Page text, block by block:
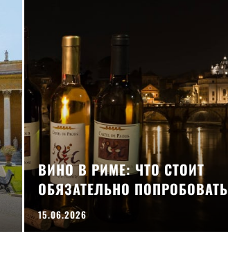
ВИНО В РИМЕ: ЧТО СТОИТ
ОБЯЗАТЕЛЬНО ПОПРОБОВАТЬ
15.06.2026